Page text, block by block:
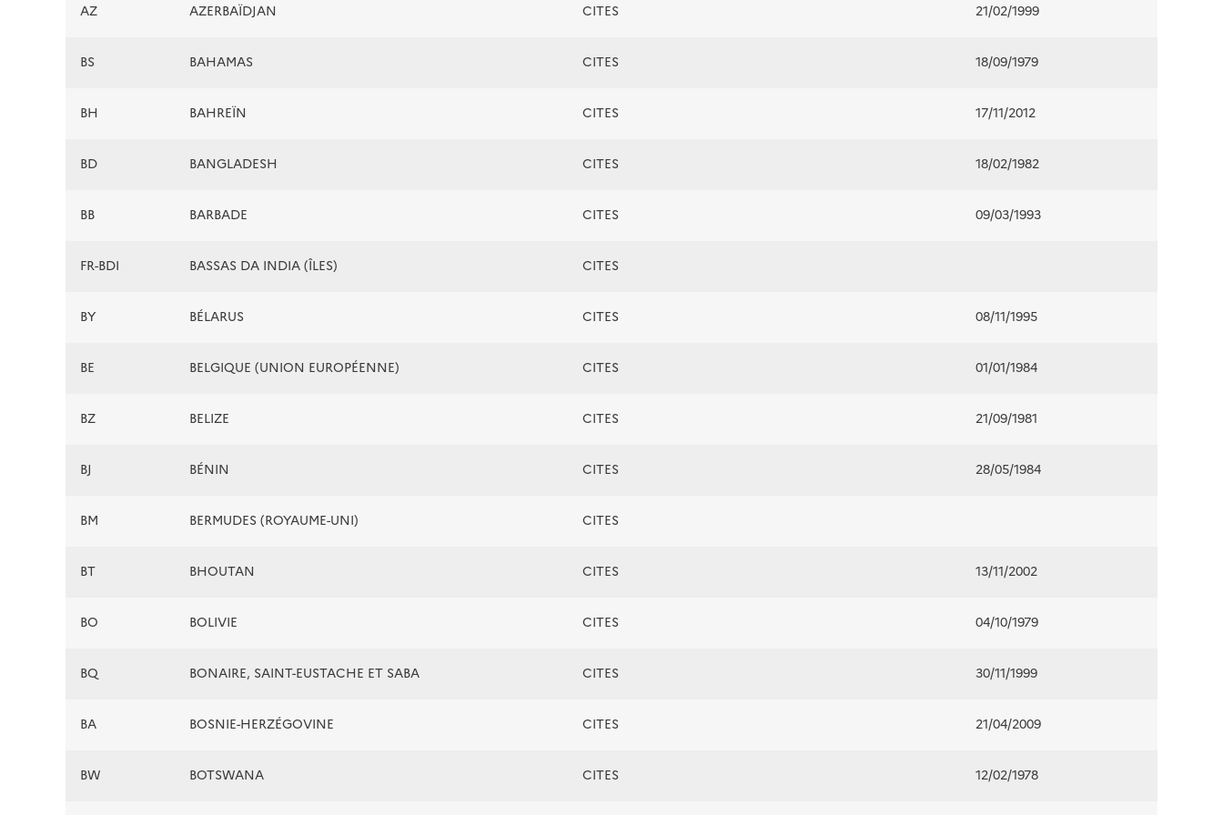
AZ AZERBAÏDJAN CITES 21/02/1999
BS BAHAMAS CITES 18/09/1979
BH BAHREÏN CITES 17/11/2012
BD BANGLADESH CITES 18/02/1982
BB BARBADE CITES 09/03/1993
FR-BDI BASSAS DA INDIA (ÎLES) CITES
BY BÉLARUS CITES 08/11/1995
BE BELGIQUE (UNION EUROPÉENNE) CITES 01/01/1984
BZ BELIZE CITES 21/09/1981
BJ BÉNIN CITES 28/05/1984
BM BERMUDES (ROYAUME-UNI) CITES
BT BHOUTAN CITES 13/11/2002
BO BOLIVIE CITES 04/10/1979
BQ BONAIRE, SAINT-EUSTACHE ET SABA CITES 30/11/1999
BA BOSNIE-HERZÉGOVINE CITES 21/04/2009
BW BOTSWANA CITES 12/02/1978